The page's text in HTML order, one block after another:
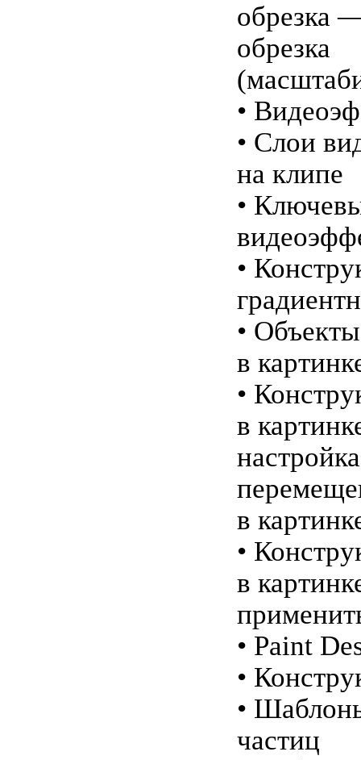
обрезка
обрезка
•
• Слои
на клипе
•
•
•
в
•
в
настройка
в
•
в
• Paint
•
•
частиц